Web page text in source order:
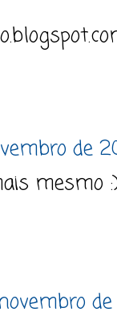
de
mesmo